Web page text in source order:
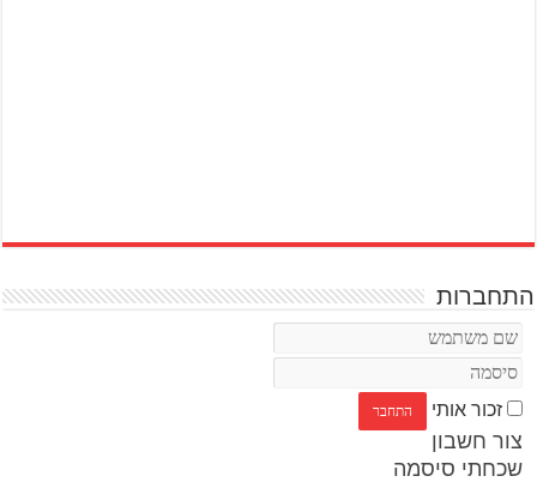
התחברות
זכור אותי
צור חשבון
שכחתי סיסמה